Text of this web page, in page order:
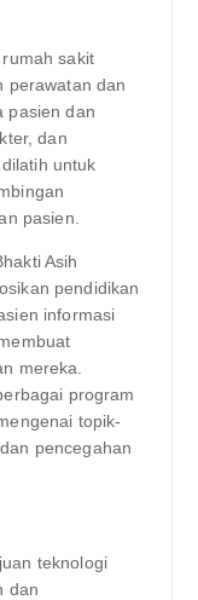
rumah sakit
perawatan dan
pasien dan
dan
untuk
pasien.
Asih
pendidikan
informasi
mereka.
program
topik-
pencegahan
teknologi
dan